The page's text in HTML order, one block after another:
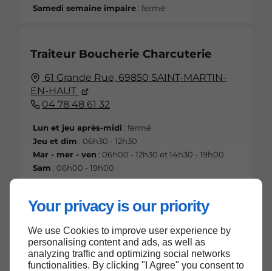
Your privacy is our priority
We use Cookies to improve user experience by
personalising content and ads, as well as
analyzing traffic and optimizing social networks
functionalities. By clicking "I Agree" you consent to
Samedi semaine impaire : fermé
Traiteur Boucherie Charcuterie
61 Grande Rue, 69850 SAINT-MARTIN-
EN-HAUT
04 78 48 61 32
Lun et jeu après-midi : fermé
Jeu et dim : 06h30 - 12h30
Mar - mer - ven : 06h00 - 12h30 et 14h30 - 19h00
Sam : 06h00 - 19h00
Haut de page